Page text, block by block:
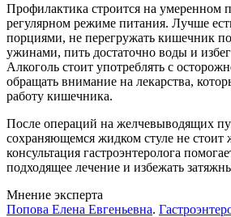
Профилактика строится на умеренном
регулярном режиме питания. Лучше
порциями, не перегружать кишечник
ужинами, пить достаточно воды и
Алкоголь стоит употреблять с
обращать внимание на лекарства,
работу кишечника.
После операций на желчевыводящих
сохраняющемся жидком стуле не стоит
консультация гастроэнтеролога
подходящее лечение и избежать
Мнение эксперта
Попова Елена Евгеньевна.